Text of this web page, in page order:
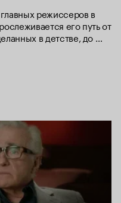
режиссеров в
его путь от
в детстве, до